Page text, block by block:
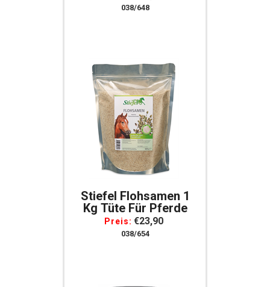
038/648
Stiefel Flohsamen 1
Kg Tüte Für Pferde
Preis: €23,90
038/654